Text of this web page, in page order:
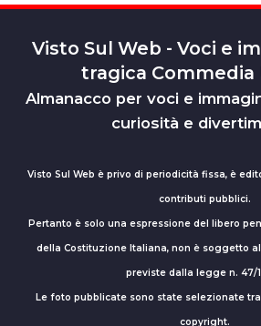
Visto Sul Web - Voci e
tragica Commedia
Almanacco per voci e
curiosità e
Visto Sul Web è privo di periodicità fissa, è
contributi pubblici.
Pertanto è solo una espressione del libero
della Costituzione Italiana, non è soggetto
previste dalla legge n. 47/
Le foto pubblicate sono state selezionate
copyright.